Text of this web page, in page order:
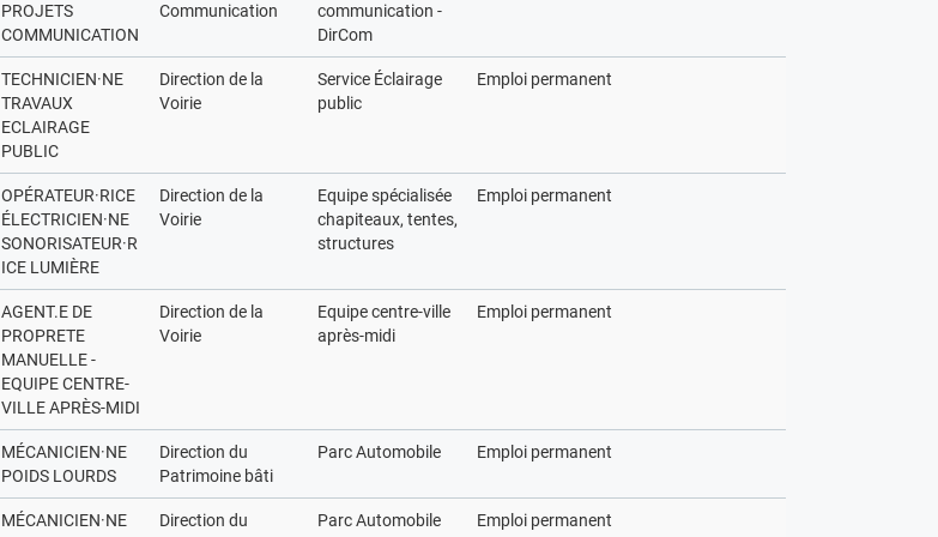
PROJETS
COMMUNICATION
Communication
communication -
DirCom
TECHNICIEN·NE
TRAVAUX
ECLAIRAGE
PUBLIC
Direction de la
Voirie
Service Éclairage
public
Emploi permanent
OPÉRATEUR·RICE
ÉLECTRICIEN·NE
SONORISATEUR·R
ICE LUMIÈRE
Direction de la
Voirie
Equipe spécialisée
chapiteaux, tentes,
structures
Emploi permanent
AGENT.E DE
PROPRETE
MANUELLE -
EQUIPE CENTRE-
VILLE APRÈS-MIDI
Direction de la
Voirie
Equipe centre-ville
après-midi
Emploi permanent
MÉCANICIEN·NE
POIDS LOURDS
Direction du
Patrimoine bâti
Parc Automobile Emploi permanent
MÉCANICIEN·NE
Direction du
Parc Automobile Emploi permanent